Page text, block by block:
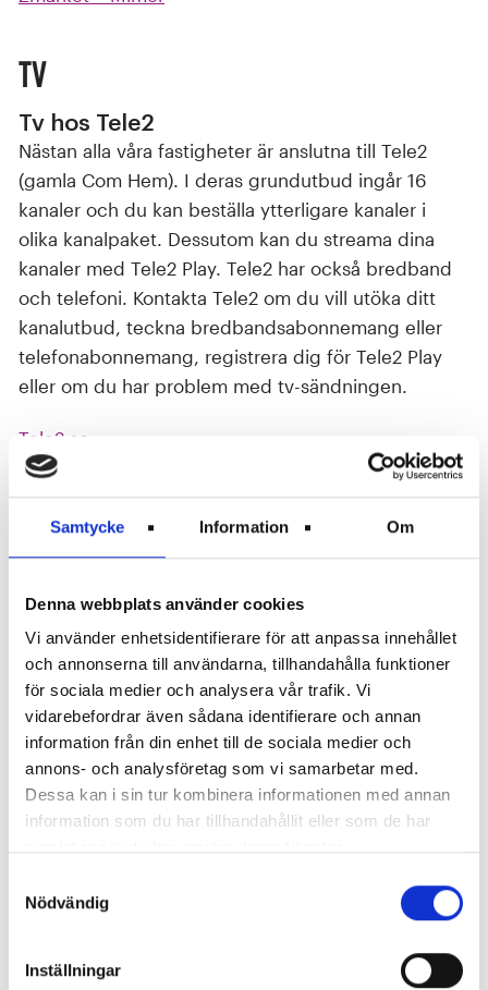
Samtycke Information Om
Denna webbplats använder cookies
Vi använder enhetsidentifierare för att anpassa innehållet
och annonserna till användarna, tillhandahålla funktioner
för sociala medier och analysera vår trafik. Vi
vidarebefordrar även sådana identifierare och annan
information från din enhet till de sociala medier och
annons- och analysföretag som vi samarbetar med.
Dessa kan i sin tur kombinera informationen med annan
information som du har tillhandahållit eller som de har
Nödvändig
Inställningar
tv
Tv hos Tele2
Nästan alla våra fastigheter är anslutna till Tele2
(gamla Com Hem). I deras grundutbud ingår 16
kanaler och du kan beställa ytterligare kanaler i
olika kanalpaket. Dessutom kan du streama dina
kanaler med Tele2 Play. Tele2 har också bredband
och telefoni. Kontakta Tele2 om du vill utöka ditt
kanalutbud, teckna bredbandsabonnemang eller
telefonabonnemang, registrera dig för Tele2 Play
eller om du har problem med tv-sändningen.
Tele2.se
När du bor hos Mimer kan du beställa en gratis tv-
tjänst via Telia. I grundutbudet ingår 7 kanaler. Vill
du beställa fler kanaler betalar du för dessa själv.
skicka tillbaka den när du flyttar från din lägenhet.
Om du har frågor gällande installation av tv-boxen
kontaktar du Telias kundtjänst på telefon via
20 20 70. Du kan också besöka Telias butik på
Erikslund för att få hjälp på plats.
Parabol? Kontakta oss först
Om du vill sätta upp en parabolantenn i anslutning
till din bostad måste vi först godkänna det. Gör